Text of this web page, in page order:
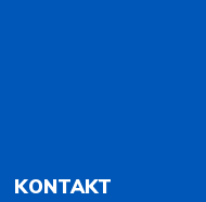
KONTAKT